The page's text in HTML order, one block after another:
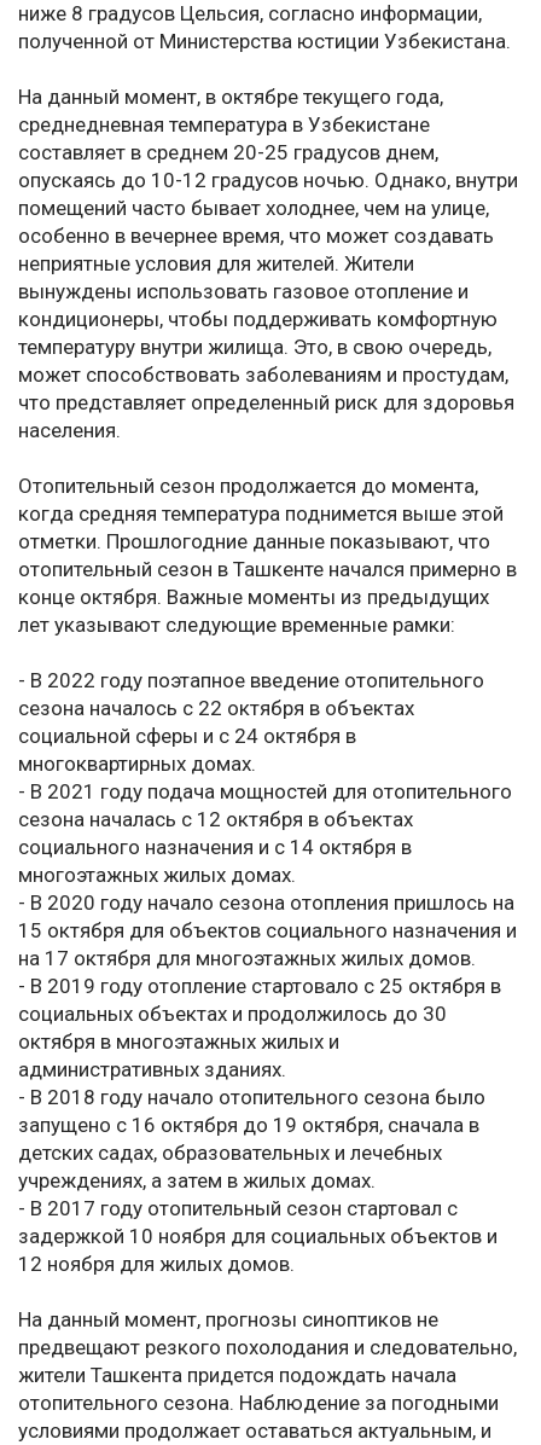
ниже 8 градусов Цельсия, согласно информации,
полученной от Министерства юстиции Узбекистана.
На данный момент, в октябре текущего года,
среднедневная температура в Узбекистане
составляет в среднем 20-25 градусов днем,
опускаясь до 10-12 градусов ночью. Однако, внутри
помещений часто бывает холоднее, чем на улице,
особенно в вечернее время, что может создавать
неприятные условия для жителей. Жители
вынуждены использовать газовое отопление и
кондиционеры, чтобы поддерживать комфортную
температуру внутри жилища. Это, в свою очередь,
может способствовать заболеваниям и простудам,
что представляет определенный риск для здоровья
населения.
Отопительный сезон продолжается до момента,
когда средняя температура поднимется выше этой
отметки. Прошлогодние данные показывают, что
отопительный сезон в Ташкенте начался примерно в
конце октября. Важные моменты из предыдущих
лет указывают следующие временные рамки:
- В 2022 году поэтапное введение отопительного
сезона началось с 22 октября в объектах
социальной сферы и с 24 октября в
многоквартирных домах.
- В 2021 году подача мощностей для отопительного
сезона началась с 12 октября в объектах
социального назначения и с 14 октября в
многоэтажных жилых домах.
- В 2020 году начало сезона отопления пришлось на
15 октября для объектов социального назначения и
на 17 октября для многоэтажных жилых домов.
- В 2019 году отопление стартовало с 25 октября в
социальных объектах и продолжилось до 30
октября в многоэтажных жилых и
административных зданиях.
- В 2018 году начало отопительного сезона было
запущено с 16 октября до 19 октября, сначала в
детских садах, образовательных и лечебных
учреждениях, а затем в жилых домах.
- В 2017 году отопительный сезон стартовал с
задержкой 10 ноября для социальных объектов и
12 ноября для жилых домов.
На данный момент, прогнозы синоптиков не
предвещают резкого похолодания и следовательно,
жители Ташкента придется подождать начала
отопительного сезона. Наблюдение за погодными
условиями продолжает оставаться актуальным, и